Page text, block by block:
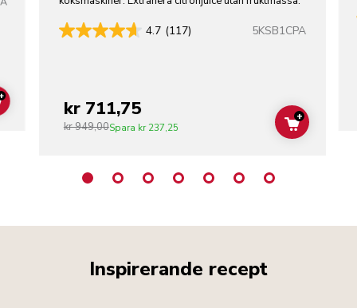
ADD TO CART
4.7 (117) 5KSB1CPA
kr 711,75
kr 949,00Spara kr 237,25 ADD TO
+
Inspirerande recept